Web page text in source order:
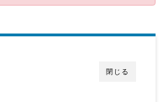
閉じる